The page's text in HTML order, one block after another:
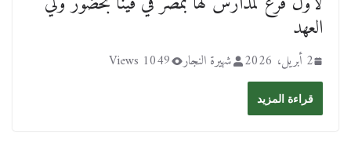
العهد
2 أبريل، 2026 شهيرة النجار 1049 Views
قراءة المزيد